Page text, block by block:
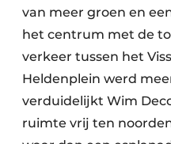
van meer groen en
het centrum met de
verkeer tussen het
Heldenplein werd
verduidelijkt Wim
ruimte vrij ten